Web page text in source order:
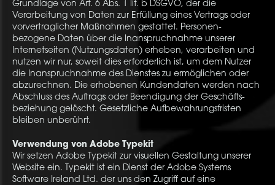
Grundlage von Art. 6 Abs. 1 lit. b DSGVO, der die
Verarbeitung von Daten zur Erfüllung eines Vertrags oder
vorvertraglicher Maßnahmen gestattet. Personen-
bezogene Daten über die Inanspruchnahme unserer
Internetseiten (Nutzungsdaten) erheben, verarbeiten und
nutzen wir nur, soweit dies erforderlich ist, um dem Nutzer
die Inanspruchnahme des Dienstes zu ermöglichen oder
abzurechnen. Die erhobenen Kundendaten werden nach
Abschluss des Auftrags oder Beendigung der Geschäfts-
beziehung gelöscht. Gesetzliche Aufbewahrungsfristen
bleiben unberührt.
Verwendung von Adobe Typekit
Wir setzen Adobe Typekit zur visuellen Gestaltung unserer
Website ein. Typekit ist ein Dienst der Adobe Systems
Software Ireland Ltd. der uns den Zugriff auf eine